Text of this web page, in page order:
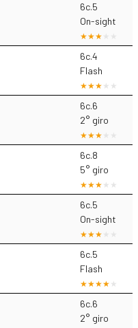
6c.5
On-sight
6c.4
Flash
6c.6
2° giro
6c.8
5° giro
6c.5
On-sight
6c.5
Flash
6c.6
2° giro